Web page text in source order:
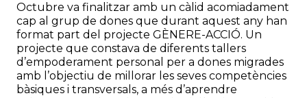
Octubre va finalitzar amb un càlid acomiadament
cap al grup de dones que durant aquest any han
format part del projecte GÈNERE-ACCIÓ. Un
projecte que constava de diferents tallers
d’empoderament personal per a dones migrades
amb l’objectiu de millorar les seves competències
bàsiques i transversals, a més d’aprendre